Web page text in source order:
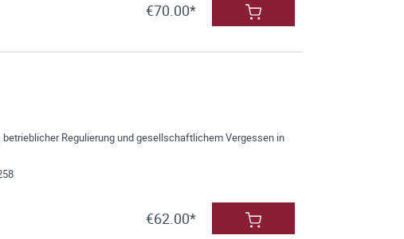
€70.00*
Regulierung und gesellschaftlichem Vergessen in
€62.00*